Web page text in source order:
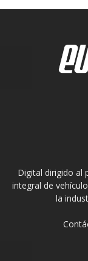
Digital dirigido al
integral de
la